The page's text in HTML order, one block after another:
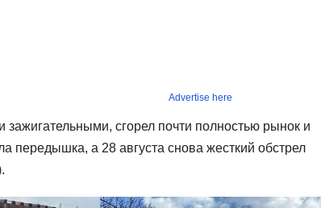
Advertise here
сгорел почти полностью рынок и
а 28 августа снова жесткий обстрел